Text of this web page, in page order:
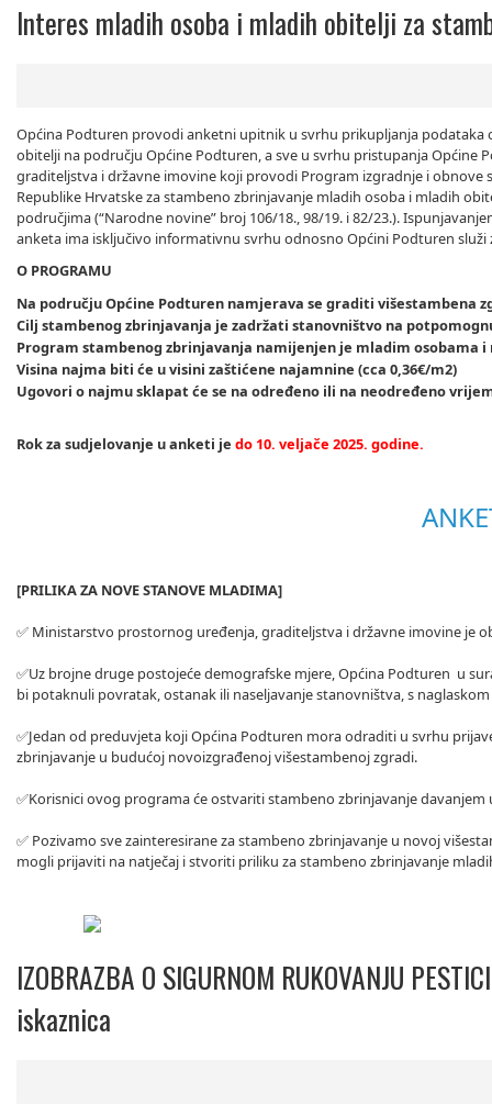
Interes mladih osoba i mladih obitelji za
Općina Podturen provodi anketni upitnik u svrhu prikupljanja
obitelji na području Općine Podturen, a sve u svrhu pristupanja
graditeljstva i državne imovine koji provodi Program izgradnje i
Republike Hrvatske za stambeno zbrinjavanje mladih osoba i mladih
područjima (“Narodne novine” broj 106/18., 98/19. i 82/23.).
anketa ima isključivo informativnu svrhu odnosno Općini Podturen
O PROGRAMU
Na području Općine Podturen namjerava se graditi višestambena
Cilj stambenog zbrinjavanja je zadržati stanovništvo na
Program stambenog zbrinjavanja namijenjen je mladim osobama
Visina najma biti će u visini zaštićene najamnine (cca 0,36€/m2)
Ugovori o najmu sklapat će se na određeno ili na neodređeno
Rok za sudjelovanje u anketi jedo 10. veljače 2025. godine.
[PRILIKA ZA NOVE STANOVE MLADIMA]
✅️ Ministarstvo prostornog uređenja, graditeljstva i državne imovine je
✅️Uz brojne druge postojeće demografske mjere, Općina Podturen u
bi potaknuli povratak, ostanak ili naseljavanje stanovništva, s
✅️Jedan od preduvjeta koji Općina Podturen mora odraditi u svrhu
zbrinjavanje u budućoj novoizgrađenoj višestambenoj zgradi.
✅️Korisnici ovog programa će ostvariti stambeno zbrinjavanje
✅ ️Pozivamo sve zainteresirane za stambeno zbrinjavanje u novoj
mogli prijaviti na natječaj i stvoriti priliku za stambeno zbrinjavanje
IZOBRAZBA O SIGURNOM RUKOVANJU
iskaznica